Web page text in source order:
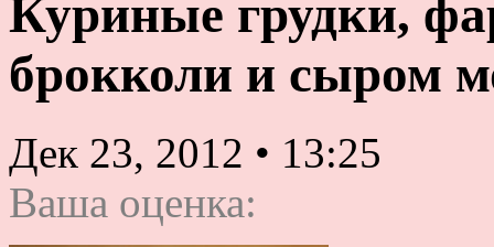
Куриные грудки,
брокколи и сыром
Дек 23, 2012 • 13:25
Ваша оценка: